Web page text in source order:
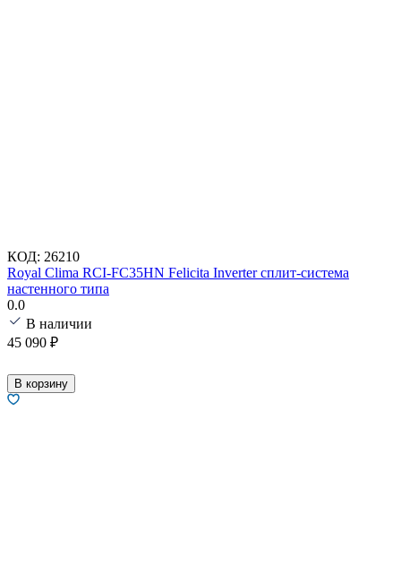
КОД: 26210
Royal Clima RCI-FC35HN Felicita Inverter сплит-система
настенного типа
0.0
В наличии
45 090 ₽
В корзину